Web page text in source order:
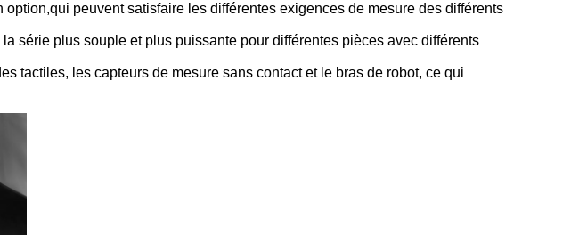
peuvent satisfaire les différentes exigences de mesure des différents
série plus souple et plus puissante pour différentes pièces avec différents
tactiles, les capteurs de mesure sans contact et le bras de robot, ce qui